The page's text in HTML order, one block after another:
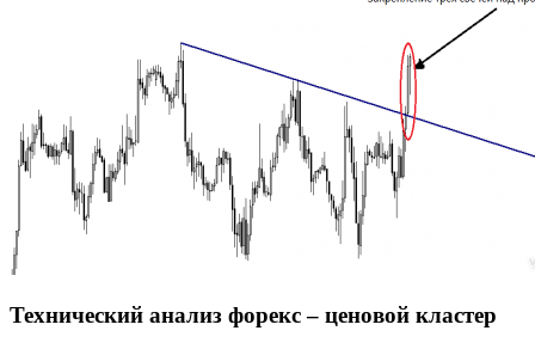
Технический анализ форекс – ценовой кластер